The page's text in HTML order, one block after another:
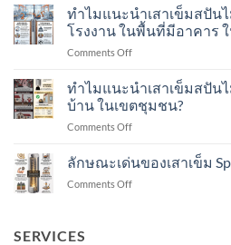
Dynamic
Load
ทำ
อย่างไร?
แนะนำ
เสา
เข็ม
ส
ไมโคร
ไพล์
เติม
ทำไมแนะนำเสาเข็มสปัน
โรงงาน ในพื้นที่มีอาคาร
Comments Offon
แนะนำ
เสา
เข็ม
ส
ไมโคร
ทำไมแนะนำเสาเข็มสปัน
บ้าน ในเขตชุมชน?
Comments Offon
เสา
เข็ม
ลักษณะเด่นของเสาเข็ม
Comments Offon
SERVICES